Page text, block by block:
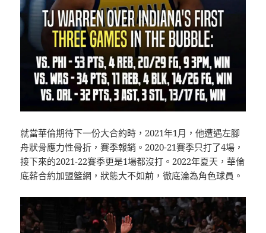
就當華倫期待下一份大合約時，2021年1月，他遭遇左腳
舟狀骨應力性骨折，賽季報銷。2020-21賽季只打了4場，
接下來的2021-22賽季更是1場都沒打。2022年夏天，華倫
底薪合約加盟籃網，狀態大不如前，徹底淪為角色球員。
×